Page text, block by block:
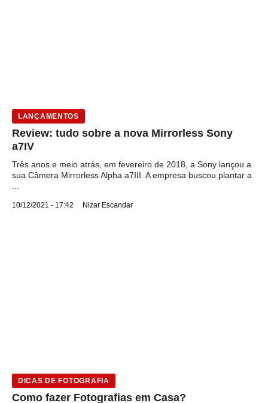
LANÇAMENTOS
Review: tudo sobre a nova Mirrorless Sony
a7IV
Três anos e meio atrás, em fevereiro de 2018, a Sony lançou a
sua Câmera Mirrorless Alpha a7III. A empresa buscou plantar a
10/12/2021 - 17:42 Nizar Escandar
DICAS DE FOTOGRAFIA
Como fazer Fotografias em Casa?